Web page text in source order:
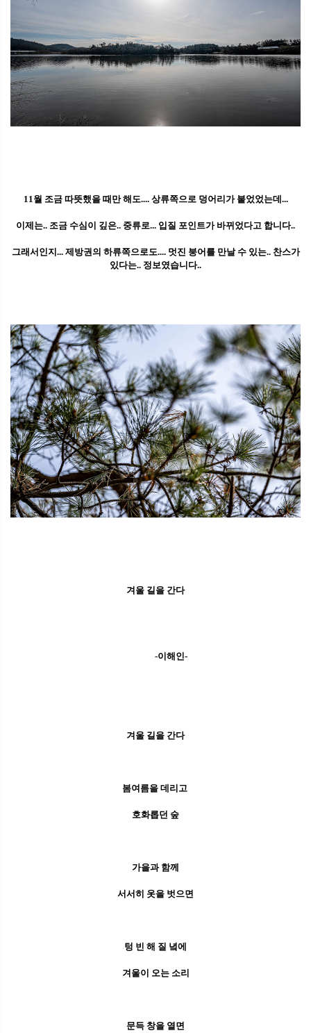
11월 조금 따뜻했을 때만 해도.... 상류쪽으로 덩어리가 붙었었는데...
이제는.. 조금 수심이 깊은.. 중류로... 입질 포인트가 바뀌었다고 합니다..
그래서인지... 제방권의 하류쪽으로도.... 멋진 붕어를 만날 수 있는.. 찬스가
있다는.. 정보였습니다..
겨울 길을 간다
-이해인-
겨울 길을 간다
봄여름을 데리고
호화롭던 숲
가을과 함께
서서히 옷을 벗으면
텅 빈 해 질 녘에
겨울이 오는 소리
문득 창을 열면